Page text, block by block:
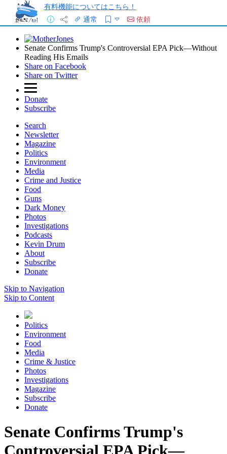
有料機能についてはこちら！
通常
依頼